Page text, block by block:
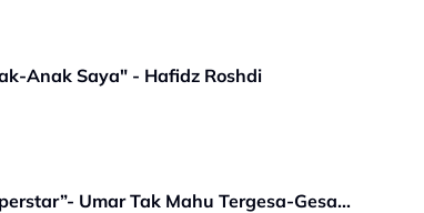
Anak Saya" - Hafidz Roshdi
Umar Tak Mahu Tergesa-Gesa...